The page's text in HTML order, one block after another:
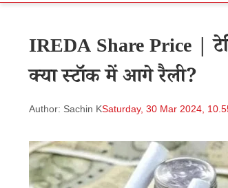
IREDA Share Price |
क्या स्टॉक में आगे रैली?
Author: Sachin KSaturday, 30 Mar 2024,